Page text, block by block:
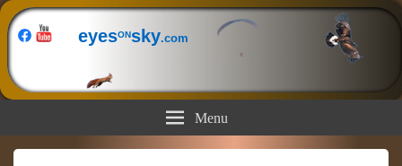
eyesONsky.com
Menu